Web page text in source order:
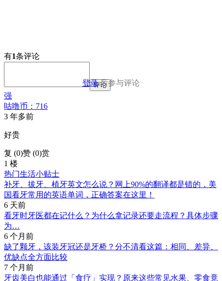
有1条评论
登录后参与评论
评论
强
咕噜币：716
3 年多前
好贵
复 (0)赞 (0)赏
1 楼
热门生活小贴士
补牙、拔牙、植牙英文怎么说？网上90%的翻译都是错的，美
国看牙常用的英语单词，正确答案在这里！
6 天前
看牙时牙医都在记什么？为什么拿记录还要走流程？具体步骤
为…
6 个月前
缺了颗牙，该装牙冠还是牙桥？分不清看这篇：相同、差异、
优缺点全方面比较
7 个月前
牙齿美白也能通过「食疗」实现？原来这些常见水果、零食竟